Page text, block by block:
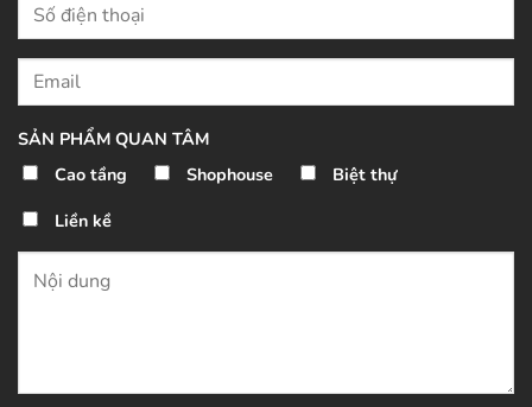
SẢN PHẨM QUAN TÂM
Cao tầng
Shophouse
Biệt thự
Liền kề